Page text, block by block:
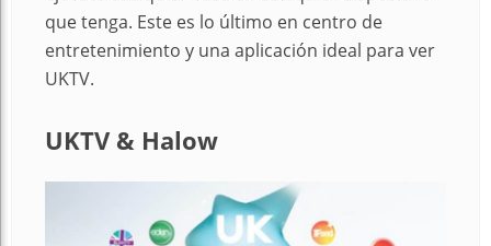
que tenga. Este es lo último en centro de
entretenimiento y una aplicación ideal para ver
UKTV.
UKTV & Halow